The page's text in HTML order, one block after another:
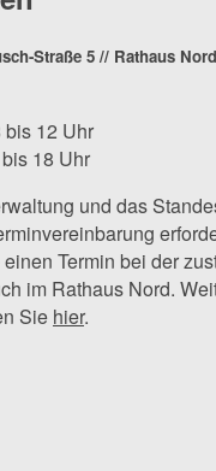
Straße 5 // Rathaus
12 Uhr
Uhr
und das
Termin bei der
im Rathaus Nord.
Sie hier.